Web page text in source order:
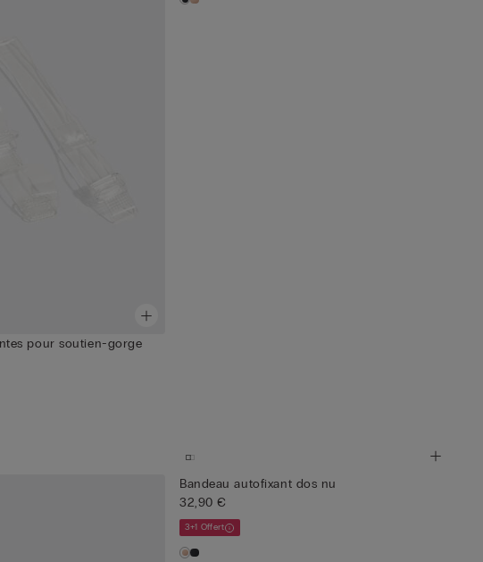
pour soutien-gorge
Bandeau autofixant dos nu
32,90 €
3+1 Offert